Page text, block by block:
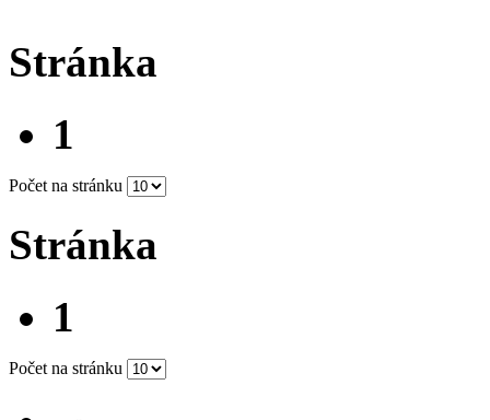
Stránka
1
Počet na stránku
Stránka
1
Počet na stránku